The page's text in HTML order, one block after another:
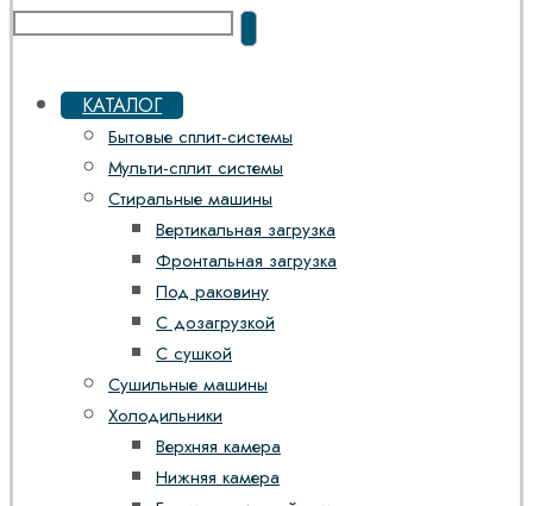
КАТАЛОГ
Бытовые сплит-системы
Мульти-сплит системы
Стиральные машины
Вертикальная загрузка
Фронтальная загрузка
Под раковину
С дозагрузкой
С сушкой
Сушильные машины
Холодильники
Верхняя камера
Нижняя камера